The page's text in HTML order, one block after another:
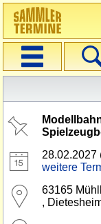
Erweiterte
Navigation
Startseite
Optionen
28.02.2027
weitere
63165
,